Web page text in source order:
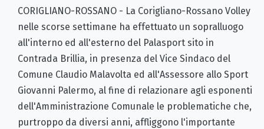
CORIGLIANO-ROSSANO - La Corigliano-Rossano Volley
nelle scorse settimane ha effettuato un sopralluogo
all'interno ed all'esterno del Palasport sito in
Contrada Brillia, in presenza del Vice Sindaco del
Comune Claudio Malavolta ed all'Assessore allo Sport
Giovanni Palermo, al fine di relazionare agli esponenti
dell'Amministrazione Comunale le problematiche che,
purtroppo da diversi anni, affliggono l'importante